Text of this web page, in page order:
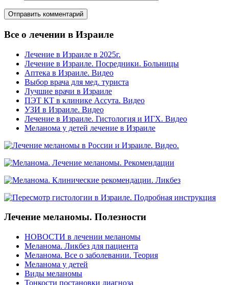
Все о лечении в Израиле
Лечение в Израиле в 2025г.
Лечение в Израиле. Посредники. Больницы
Аптека в Израиле. Видео
Выбор врача для мед. туриста
Лучшие врачи в Израиле
ПЭТ КТ в клинике Ассута. Видео
УЗИ в Израиле. Видео
Лечение в Израиле. Гистология и ИГХ. Видео
Меланома у детей лечение в Израиле
Лечение меланомы. Полезности
НОВОСТИ в лечении меланомы
Меланома. Ликбез для пациента
Меланома. Все о заболевании. Теория
Меланома у детей
Виды меланомы
Тонкости постановки диагноза